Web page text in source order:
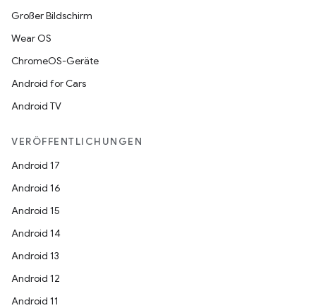
Großer Bildschirm
Wear OS
ChromeOS-Geräte
Android for Cars
Android TV
VERÖFFENTLICHUNGEN
Android 17
Android 16
Android 15
Android 14
Android 13
Android 12
Android 11